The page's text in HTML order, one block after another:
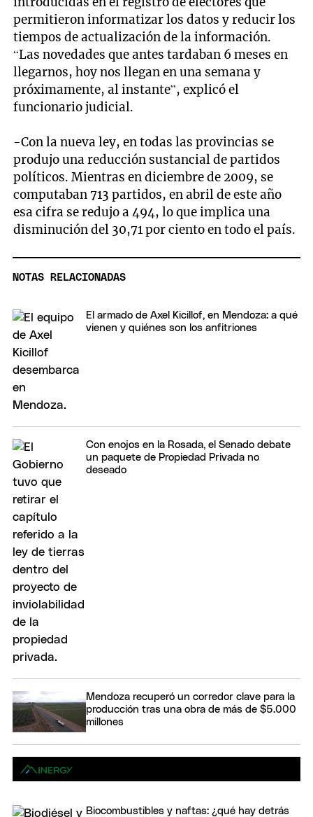
permitieron informatizar los datos y reducir los
tiempos de actualización de la información.
“Las novedades que antes tardaban 6 meses en
llegarnos, hoy nos llegan en una semana y
próximamente, al instante”, explicó el
funcionario judicial.
-Con la nueva ley, en todas las provincias se
produjo una reducción sustancial de partidos
políticos. Mientras en diciembre de 2009, se
computaban 713 partidos, en abril de este año
esa cifra se redujo a 494, lo que implica una
disminución del 30,71 por ciento en todo el país.
NOTAS RELACIONADAS
El armado de Axel Kicillof, en Mendoza: a qué
vienen y quiénes son los anfitriones
Con enojos en la Rosada, el Senado debate
un paquete de Propiedad Privada no
deseado
Mendoza recuperó un corredor clave para la
producción tras una obra de más de $5.000
millones
Biocombustibles y naftas: ¿qué hay detrás